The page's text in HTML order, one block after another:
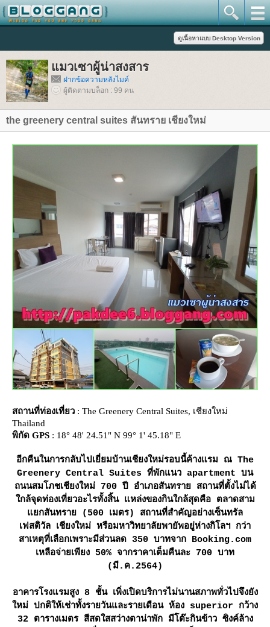
มวเซาผู้น่าสงสาร
ฝากข้อความหลังไมค์
ผู้ติดตามบล็อก : 99 คน
the greenery central suites สันทราย เชียงใหม่
สถานที่ท่องเที่ยว : The Greenery Central Suites, เชียงใหม่
Thailand
พิกัด GPS : 18° 48' 24.51" N 99° 1' 45.18" E
อีกคืนในการกลับไปเยี่ยมบ้านเชียงใหม่รอบนี้ค้างแรม ณ The
Greenery Central Suites ที่พักแนว apartment บน
ถนนสมโภชเชียงใหม่ 700 ปี อำเภอสันทราย สถานที่ตั้งไม่ได้
กล้จุดท่องเที่ยวอะไรทั้งสิ้น แหล่งของกินใกล้สุดคือ ตลาดสาม
กสันทราย (500 เมตร) สถานที่สำคัญอย่างเซ็นทรัล
เฟสติวัล เชียงใหม่ หรือมหาวิทยาลัยพายัพอยู่ห่างกิโลฯ กว่า
สาเหตุที่เลือกเพราะมีส่วนลด 350 บาทจาก Booking.com
เหลือจ่ายเพียง 50% จากราคาเต็มคืนละ 700 บาท
(มี.ค.2564)
อาคารโรงแรมสูง 8 ชั้น เพิ่งเปิดบริการไม่นานสภาพทั่วไปจึงยัง
หม่ ปกติให้เช่าทั้งรายวันและรายเดือน ห้อง superior กว้าง
32 ตารางเมตร สีสดใสสว่างตาน่าพัก มีโต๊ะกินข้าว ซิงค์ล้าง